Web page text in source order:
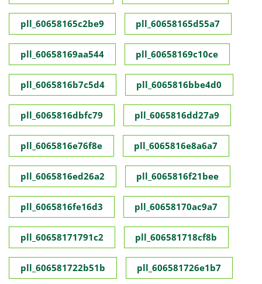
pll_60658165c2be9 pll_60658165d55a7
pll_60658169aa544 pll_60658169c10ce
pll_6065816b7c5d4 pll_6065816bbe4d0
pll_6065816dbfc79 pll_6065816dd27a9
pll_6065816e76f8e pll_6065816e8a6a7
pll_6065816ed26a2 pll_6065816f21bee
pll_6065816fe16d3 pll_60658170ac9a7
pll_60658171791c2 pll_606581718cf8b
pll_606581722b51b pll_606581726e1b7